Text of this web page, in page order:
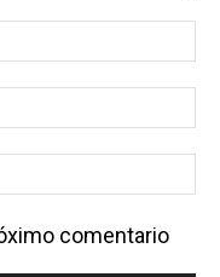
comentario